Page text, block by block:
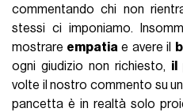
commentando chi non
stessi ci imponiamo.
mostrare empatiae avere il
ogni giudizio non richiesto, il
volte il nostro commento su
pancetta è in realtà solo